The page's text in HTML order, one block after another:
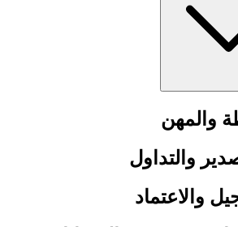
والمهن
والتداول
والاعتماد